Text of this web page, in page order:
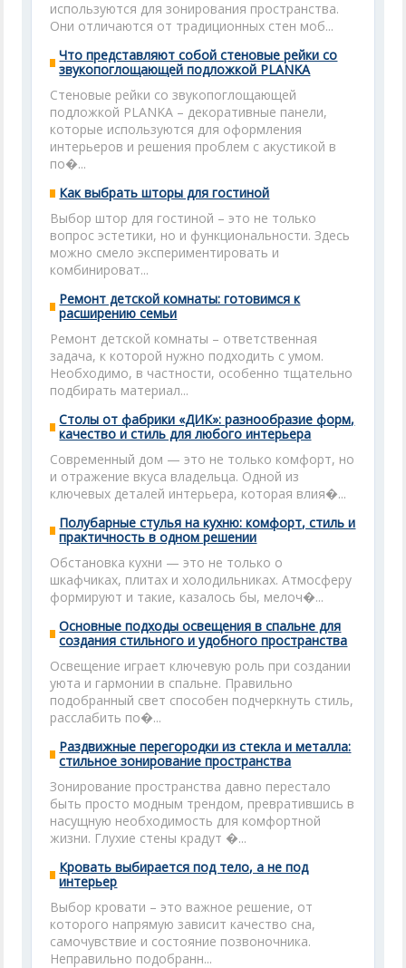
используются для зонирования пространства.
Они отличаются от традиционных стен моб...
Что представляют собой стеновые рейки со
звукопоглощающей подложкой PLANKA
Стеновые рейки со звукопоглощающей
подложкой PLANKA – декоративные панели,
которые используются для оформления
интерьеров и решения проблем с акустикой в
по�...
Как выбрать шторы для гостиной
Выбор штор для гостиной – это не только
вопрос эстетики, но и функциональности. Здесь
можно смело экспериментировать и
комбинироват...
Ремонт детской комнаты: готовимся к
расширению семьи
Ремонт детской комнаты – ответственная
задача, к которой нужно подходить с умом.
Необходимо, в частности, особенно тщательно
подбирать материал...
Столы от фабрики «ДИК»: разнообразие форм,
качество и стиль для любого интерьера
Современный дом — это не только комфорт, но
и отражение вкуса владельца. Одной из
ключевых деталей интерьера, которая влия�...
Полубарные стулья на кухню: комфорт, стиль и
практичность в одном решении
Обстановка кухни — это не только о
шкафчиках, плитах и холодильниках. Атмосферу
формируют и такие, казалось бы, мелоч�...
Основные подходы освещения в спальне для
создания стильного и удобного пространства
Освещение играет ключевую роль при создании
уюта и гармонии в спальне. Правильно
подобранный свет способен подчеркнуть стиль,
расслабить по�...
Раздвижные перегородки из стекла и металла:
стильное зонирование пространства
Зонирование пространства давно перестало
быть просто модным трендом, превратившись в
насущную необходимость для комфортной
жизни. Глухие стены крадут �...
Кровать выбирается под тело, а не под
интерьер
Выбор кровати – это важное решение, от
которого напрямую зависит качество сна,
самочувствие и состояние позвоночника.
Неправильно подобранн...